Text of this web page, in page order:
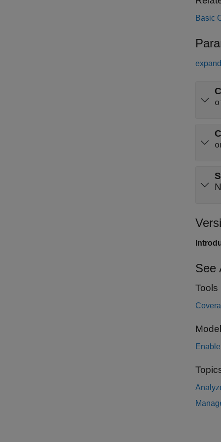
Basic
expand
See
Tools